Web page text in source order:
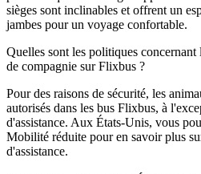
sièges sont inclinables et offrent un
jambes pour un voyage confortable.
Quelles sont les politiques concernant
de compagnie sur Flixbus ?
Pour des raisons de sécurité, les
autorisés dans les bus Flixbus, à
d'assistance. Aux États-Unis, vous
Mobilité réduite pour en savoir plus
d'assistance.